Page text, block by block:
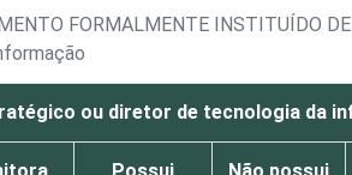
FORMALMENTE INSTITUÍDO
ou diretor de tecnologia da